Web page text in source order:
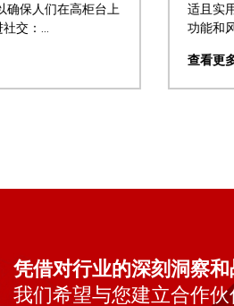
适且实用的休息区，那么花园桌是
功能和风格能为您的露台或后院带
凭借对行业的深刻洞察
我们希望与您建立合作伙